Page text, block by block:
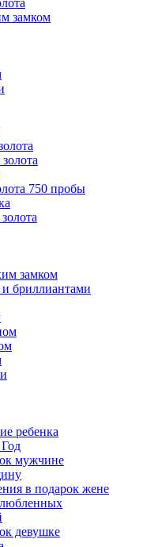
замком
750 пробы
замком
бриллиантами
ребенка
мужчине
в подарок жене
девушке